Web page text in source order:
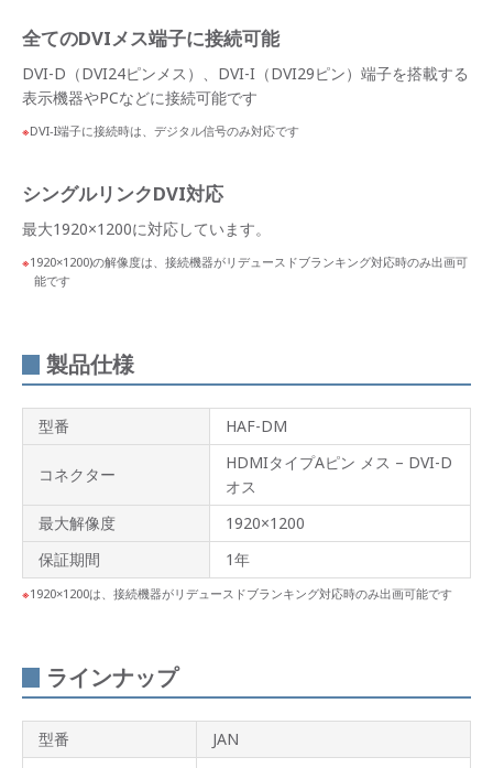
全てのDVIメス端子に接続可能
DVI-D（DVI24ピンメス）、DVI-I（DVI29ピン）端子を搭載する
表示機器やPCなどに接続可能です
DVI-I端子に接続時は、デジタル信号のみ対応です
シングルリンクDVI対応
最大1920×1200に対応しています。
1920×1200)の解像度は、接続機器がリデュースドブランキング対応時のみ出画可
能です
製品仕様
型番 HAF-DM
コネクター
HDMIタイプAピン メス – DVI-D
オス
最大解像度
1920×1200
保証期間
1年
1920×1200は、接続機器がリデュースドブランキング対応時のみ出画可能です
ラインナップ
型番
JAN